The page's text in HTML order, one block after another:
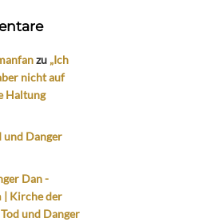
zu „Ich
nicht auf
Haltung
und Danger
Dan -
| Kirche der
und Danger